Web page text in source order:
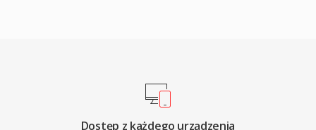
zawodnych polaczeniach. W szczytowym
okresie RealPlayer byl zainstalowany na
Dostęp z każdego urządzenia